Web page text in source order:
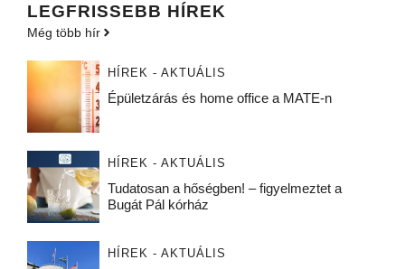
LEGFRISSEBB HÍREK
Még több hír
HÍREK - AKTUÁLIS
Épületzárás és home office a MATE-n
HÍREK - AKTUÁLIS
Tudatosan a hőségben! – figyelmeztet a
Bugát Pál kórház
HÍREK - AKTUÁLIS